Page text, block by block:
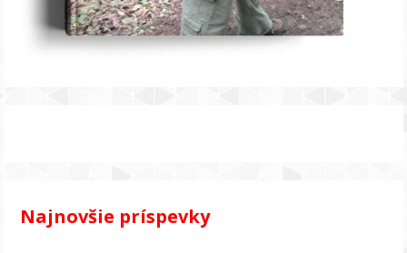
Najnovšie príspevky